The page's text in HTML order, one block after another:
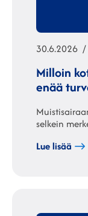
Julkaistu
30.6.2026
Milloin
enää
selkein
Lue lisää